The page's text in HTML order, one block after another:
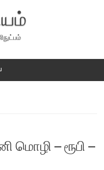
மொழி – ரூபி –